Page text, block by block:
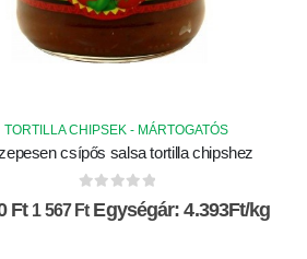
,MEXIKÓI-SPECIALITASOK
TORTILLA CHIPSEK - MÁRTOGATÓS
csípős salsa tortilla chipshez
Ft 1 567 Ft Egységár: 4.393Ft/kg